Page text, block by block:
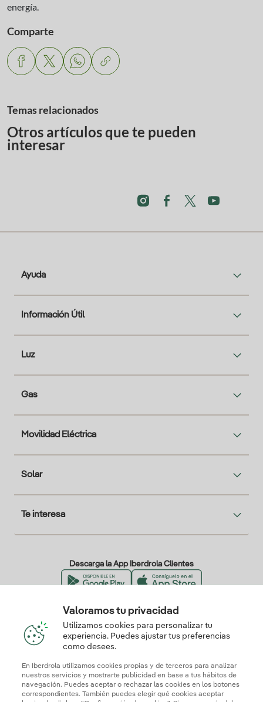
energía.
Comparte
Temas relacionados
Otros artículos que te pueden
interesar
Ayuda
Información Útil
Luz
Gas
Movilidad Eléctrica
Solar
Te interesa
Descarga la App Iberdrola Clientes
Nuestros certificados de confianza
Valoramos tu privacidad
Utilizamos cookies para personalizar tu
experiencia. Puedes ajustar tus preferencias
como desees.
En Iberdrola utilizamos cookies propias y de terceros para analizar
nuestros servicios y mostrarte publicidad en base a tus hábitos de
navegación. Puedes aceptar o rechazar las cookies en los botones
correspondientes. También puedes elegir qué cookies aceptar